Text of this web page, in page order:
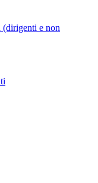
e non